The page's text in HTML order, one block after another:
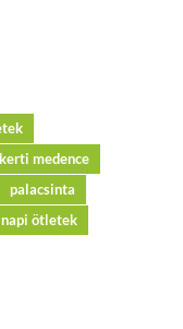
kerti medence
palacsinta
ötletek